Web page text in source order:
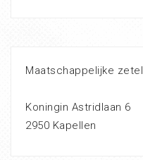
Maatschappelijke zetel
Koningin Astridlaan 6
2950 Kapellen